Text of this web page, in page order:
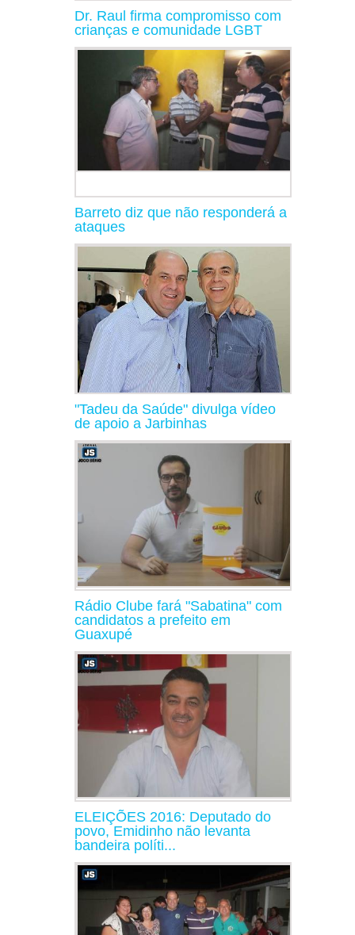
Dr. Raul firma compromisso com
crianças e comunidade LGBT
Barreto diz que não responderá a
ataques
"Tadeu da Saúde" divulga vídeo
de apoio a Jarbinhas
Rádio Clube fará "Sabatina" com
candidatos a prefeito em
Guaxupé
ELEIÇÕES 2016: Deputado do
povo, Emidinho não levanta
bandeira políti...